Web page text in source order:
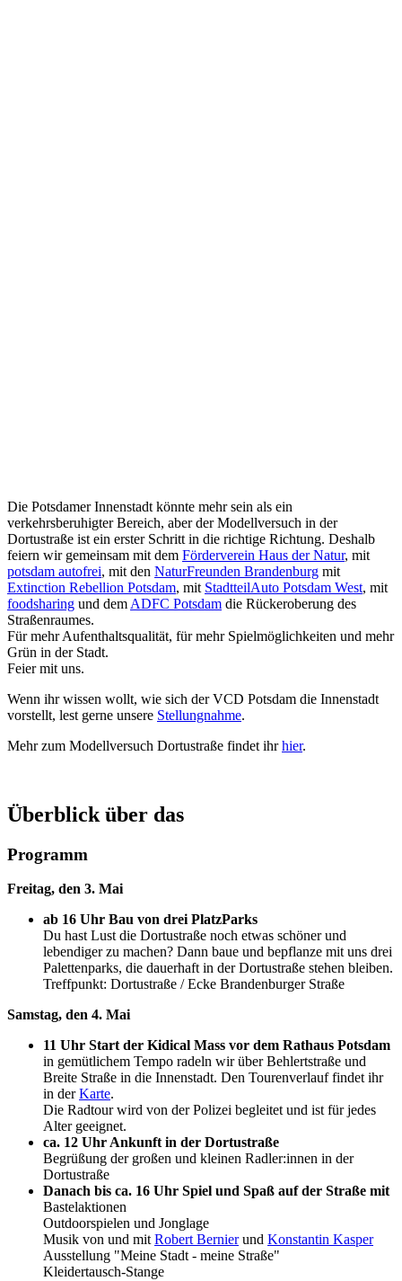
Die Potsdamer Innenstadt könnte mehr sein als ein
verkehrsberuhigter Bereich, aber der Modellversuch in der
Dortustraße ist ein erster Schritt in die richtige Richtung. Deshalb
feiern wir gemeinsam mit dem Förderverein Haus der Natur, mit
potsdam autofrei, mit den NaturFreunden Brandenburg mit
Extinction Rebellion Potsdam, mit StadtteilAuto Potsdam West, mit
foodsharing und dem ADFC Potsdam die Rückeroberung des
Straßenraumes.
Für mehr Aufenthaltsqualität, für mehr Spielmöglichkeiten und mehr
Grün in der Stadt.
Feier mit uns.
Wenn ihr wissen wollt, wie sich der VCD Potsdam die Innenstadt
vorstellt, lest gerne unsere Stellungnahme.
Mehr zum Modellversuch Dortustraße findet ihrhier.
Überblick über das
Programm
Freitag, den 3. Mai
ab 16 Uhr Bau von drei PlatzParks
Du hast Lust die Dortustraße noch etwas schöner und
lebendiger zu machen? Dann baue und bepflanze mit uns drei
Palettenparks, die dauerhaft in der Dortustraße stehen bleiben.
Treffpunkt: Dortustraße / Ecke Brandenburger Straße
Samstag, den 4. Mai
11 Uhr Start der Kidical Mass vor dem Rathaus Potsdam
in gemütlichem Tempo radeln wir über Behlertstraße und
Breite Straße in die Innenstadt. Den Tourenverlauf findet ihr
in derKarte.
Die Radtour wird von der Polizei begleitet und ist für jedes
Alter geeignet.
ca. 12 Uhr Ankunft in der Dortustraße
Begrüßung der großen und kleinen Radler:innen in der
Dortustraße
Danach bis ca. 16 Uhr Spiel und Spaß auf der Straße mit
Bastelaktionen
Outdoorspielen und Jonglage
Musik von und mitRobert Bernierund Konstantin Kasper
Ausstellung "Meine Stadt - meine Straße"
Kleidertausch-Stange